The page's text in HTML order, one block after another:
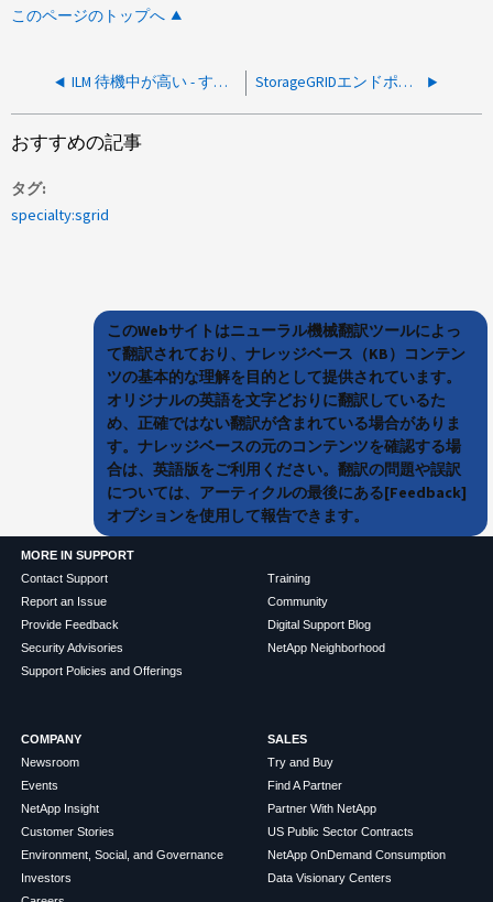
このページのトップへ
ILM 待機中が高い - すべてのキュー StorageGRIDエンドポイントに対して「Bucket does not exist」というエラーでFabricPoolが失敗する
おすすめの記事
タグ
specialty:sgrid
このWebサイトはニューラル機械翻訳ツールによっ
て翻訳されており、ナレッジベース（KB）コンテン
ツの基本的な理解を目的として提供されています。
オリジナルの英語を文字どおりに翻訳しているた
め、正確ではない翻訳が含まれている場合がありま
す。ナレッジベースの元のコンテンツを確認する場
合は、英語版をご利用ください。翻訳の問題や誤訳
については、アーティクルの最後にある[Feedback]
オプションを使用して報告できます。
MORE IN SUPPORT
Contact Support
Report an Issue
Provide Feedback
Security Advisories
Support Policies and Offerings
Training
Community
Digital Support Blog
NetApp Neighborhood
COMPANY
Newsroom
Events
NetApp Insight
Customer Stories
Environment, Social, and Governance
Investors
SALES
Try and Buy
Find A Partner
Partner With NetApp
US Public Sector Contracts
NetApp OnDemand Consumption
Data Visionary Centers